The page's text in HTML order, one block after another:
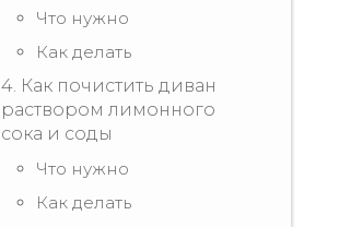
Что нужно
Как делать
4. Как почистить диван
раствором лимонного
сока и соды
Что нужно
Как делать